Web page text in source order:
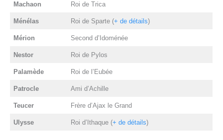
Machaon Roi de Trica
Ménélas Roi de Sparte (+ de détails)
Mérion Second d’Idoménée
Nestor Roi de Pylos
Palamède Roi de l’Eubée
Patrocle Ami d’Achille
Teucer Frère d’Ajax le Grand
Ulysse Roi d’Ithaque (+ de détails)